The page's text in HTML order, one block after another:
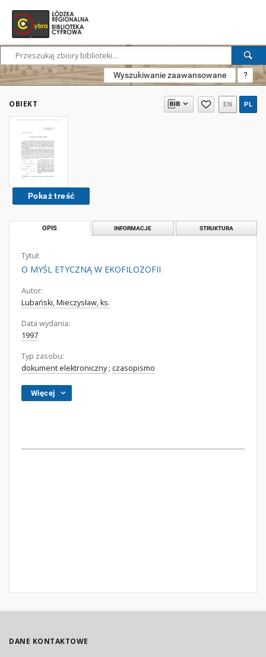
Wyszukiwanie zaawansowane ?
OBIEKT EN PL
Pokaż treść
OPIS INFORMACJE STRUKTURA
Tytuł:
O MYŚL ETYCZNĄ W EKOFILOZOFII
Autor:
Lubański, Mieczysław, ks.
Data wydania:
1997
Typ zasobu:
dokument elektroniczny; czasopismo
Więcej
DANE KONTAKTOWE